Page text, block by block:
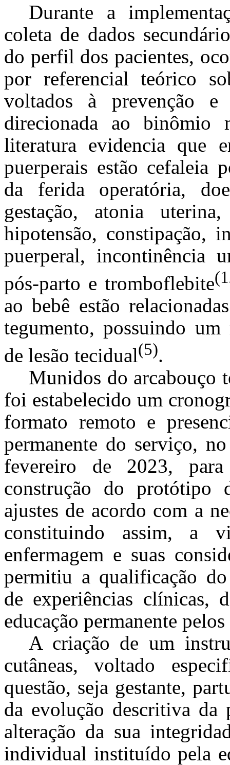
Durante a
coleta de dados
do perfil dos pacientes,
por referencial teórico
voltados à prevenção
direcionada ao binômio
literatura evidencia que
puerperais estão cefaleia
da ferida operatória,
gestação, atonia
hipotensão, constipação,
puerperal, incontinência
pós-parto e tromboflebite
ao bebê estão
tegumento, possuindo
de lesão tecidual(5).
Munidos do arcabouço
foi estabelecido um
formato remoto e
permanente do serviço,
fevereiro de 2023, para
construção do protótipo
ajustes de acordo com a
constituindo assim, a
enfermagem e suas
permitiu a qualificação
de experiências clínicas,
educação permanente
A criação de um
cutâneas, voltado
questão, seja gestante,
da evolução descritiva da
alteração da sua
individual instituído pela